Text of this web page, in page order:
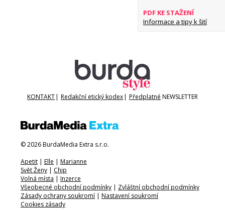
PDF KE STAŽENÍ
Informace a tipy k šití
KONTAKT| Redakční etický kodex| Předplatné NEWSLETTER
© 2026 BurdaMedia Extra s.r.o.
Apetit | Elle | Marianne
Svět Ženy | Chip
Volná místa | Inzerce
Všeobecné obchodní podmínky | Zvláštní obchodní podmínky
Zásady ochrany soukromí | Nastavení soukromí
Cookies zásady